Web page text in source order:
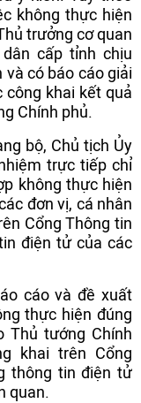
không thực hiện
trưởng cơ quan
cấp tỉnh chịu
có báo cáo giải
công khai kết quả
Chính phủ.
bộ, Chủ tịch Ủy
trực tiếp chỉ
không thực hiện
đơn vị, cá nhân
Cổng Thông tin
điện tử của các
cáo và đề xuất
thực hiện đúng
Thủ tướng Chính
khai trên Cổng
thông tin điện tử
quan.